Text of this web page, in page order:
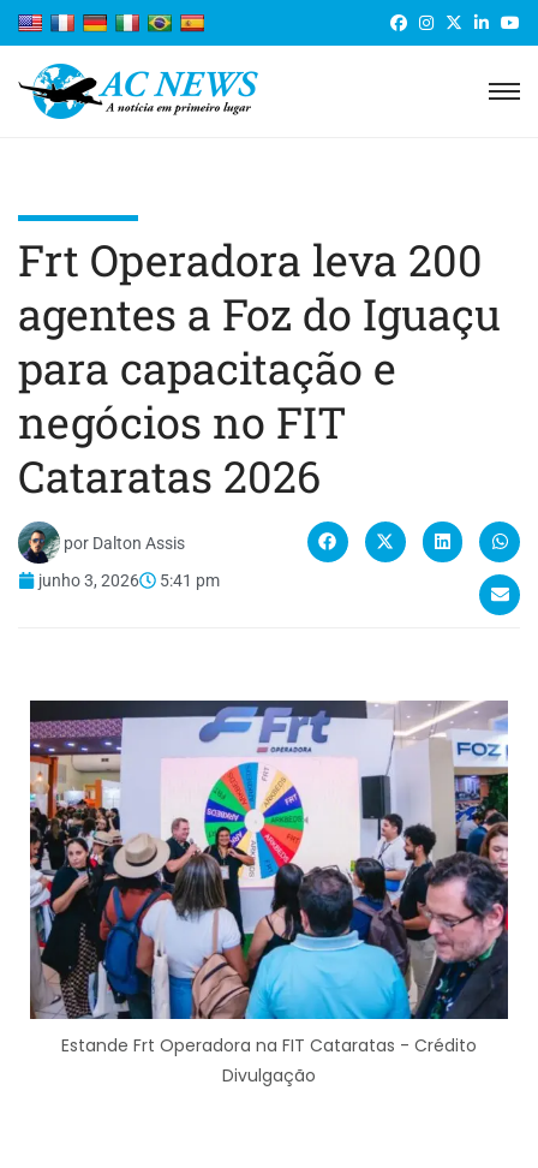
Frt Operadora leva 200
agentes a Foz do Iguaçu
para capacitação e
negócios no FIT
Cataratas 2026
por Dalton Assis
junho 3, 2026
5:41 pm
Estande Frt Operadora na FIT Cataratas - Crédito
Divulgação